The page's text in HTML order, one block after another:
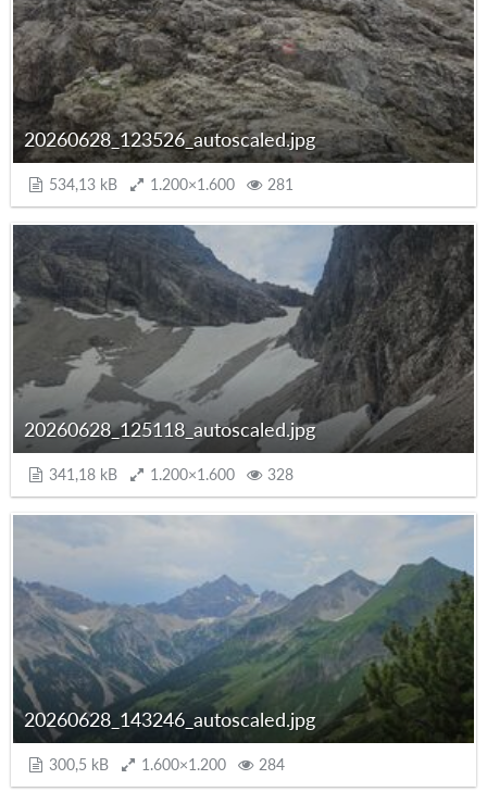
20260628_123526_autoscaled.jpg
534,13 kB 1.200×1.600 281
20260628_125118_autoscaled.jpg
341,18 kB 1.200×1.600 328
20260628_143246_autoscaled.jpg
300,5 kB 1.600×1.200 284